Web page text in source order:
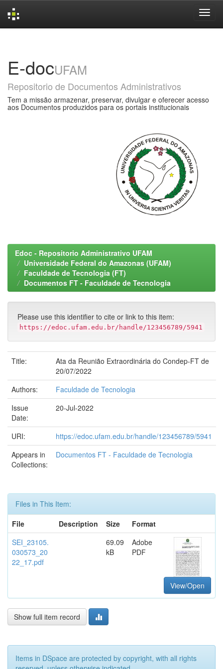
E-docUFAM
Repositorio de Documentos Administrativos
Tem a missão armazenar, preservar, divulgar e oferecer acesso
aos Documentos produzidos para os portais institucionais
Edoc - Repositorio Administrativo UFAM
Universidade Federal do Amazonas (UFAM)
Faculdade de Tecnologia (FT)
Documentos FT - Faculdade de Tecnologia
Please use this identifier to cite or link to this item:
https://edoc.ufam.edu.br/handle/123456789/5941
Title:
Ata da Reunião Extraordinária do Condep-FT de
20/07/2022
Authors:
Faculdade de Tecnologia
Issue
Date:
20-Jul-2022
URI:
https://edoc.ufam.edu.br/handle/123456789/5941
Appears in
Collections:
Documentos FT - Faculdade de Tecnologia
Files in This Item:
File
Description Size
Format
SEI_23105.
030573_20
22_17.pdf
69.09
kB
Adobe
PDF
View/Open
Show full item record
Items in DSpace are protected by copyright, with all rights